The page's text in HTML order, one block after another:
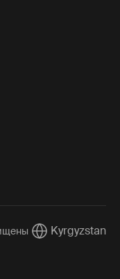
link)
(external link)
(external
Current market/
Kyrgyzstan